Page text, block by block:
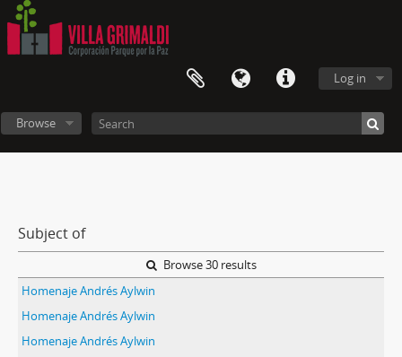
Log in
Browse
Subject of
Browse 30 results
Homenaje Andrés Aylwin
Homenaje Andrés Aylwin
Homenaje Andrés Aylwin